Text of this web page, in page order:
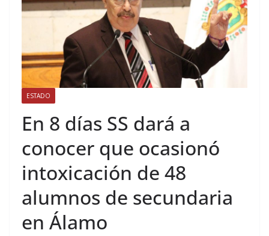
ESTADO
En 8 días SS dará a
conocer que ocasionó
intoxicación de 48
alumnos de secundaria
en Álamo